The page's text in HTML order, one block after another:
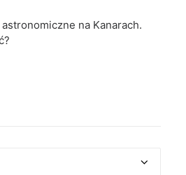
na Kanarach.